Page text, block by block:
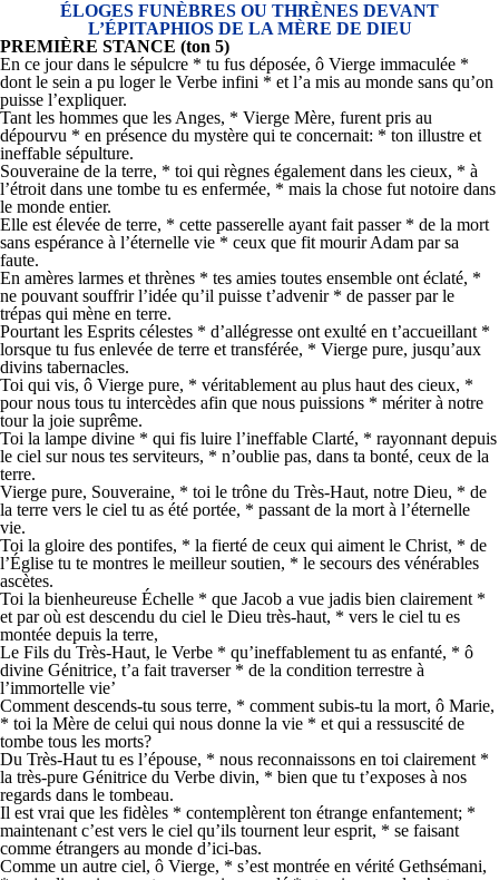
ÉLOGES FUNÈBRES OU THRÈNES DEVANT
L’ÉPITAPHIOS DE LA MÈRE DE DIEU
PREMIÈRE STANCE (ton 5)
En ce jour dans le sépulcre * tu fus déposée, ô Vierge immaculée *
dont le sein a pu loger le Verbe infini * et l’a mis au monde sans qu’on
puisse l’expliquer.
Tant les hommes que les Anges, * Vierge Mère, furent pris au
dépourvu * en présence du mystère qui te concernait: * ton illustre et
ineffable sépulture.
Souveraine de la terre, * toi qui règnes également dans les cieux, * à
l’étroit dans une tombe tu es enfermée, * mais la chose fut notoire dans
le monde entier.
Elle est élevée de terre, * cette passerelle ayant fait passer * de la mort
sans espérance à l’éternelle vie * ceux que fit mourir Adam par sa
faute.
En amères larmes et thrènes * tes amies toutes ensemble ont éclaté, *
ne pouvant souffrir l’idée qu’il puisse t’advenir * de passer par le
trépas qui mène en terre.
Pourtant les Esprits célestes * d’allégresse ont exulté en t’accueillant *
lorsque tu fus enlevée de terre et transférée, * Vierge pure, jusqu’aux
divins tabernacles.
Toi qui vis, ô Vierge pure, * véritablement au plus haut des cieux, *
pour nous tous tu intercèdes afin que nous puissions * mériter à notre
tour la joie suprême.
Toi la lampe divine * qui fis luire l’ineffable Clarté, * rayonnant depuis
le ciel sur nous tes serviteurs, * n’oublie pas, dans ta bonté, ceux de la
terre.
Vierge pure, Souveraine, * toi le trône du Très-Haut, notre Dieu, * de
la terre vers le ciel tu as été portée, * passant de la mort à l’éternelle
vie.
Toi la gloire des pontifes, * la fierté de ceux qui aiment le Christ, * de
l’Église tu te montres le meilleur soutien, * le secours des vénérables
ascètes.
Toi la bienheureuse Échelle * que Jacob a vue jadis bien clairement *
et par où est descendu du ciel le Dieu très-haut, * vers le ciel tu es
montée depuis la terre,
Le Fils du Très-Haut, le Verbe * qu’ineffablement tu as enfanté, * ô
divine Génitrice, t’a fait traverser * de la condition terrestre à
l’immortelle vie’
Comment descends-tu sous terre, * comment subis-tu la mort, ô Marie,
* toi la Mère de celui qui nous donne la vie * et qui a ressuscité de
tombe tous les morts?
Du Très-Haut tu es l’épouse, * nous reconnaissons en toi clairement *
la très-pure Génitrice du Verbe divin, * bien que tu t’exposes à nos
regards dans le tombeau.
Il est vrai que les fidèles * contemplèrent ton étrange enfantement; *
maintenant c’est vers le ciel qu’ils tournent leur esprit, * se faisant
comme étrangers au monde d’ici-bas.
Comme un autre ciel, ô Vierge, * s’est montrée en vérité Gethsémani,